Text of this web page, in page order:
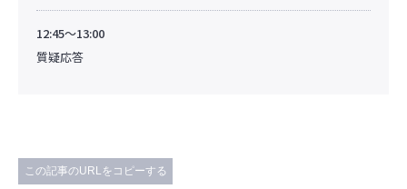
12:45～13:00
質疑応答
この記事のURLをコピーする